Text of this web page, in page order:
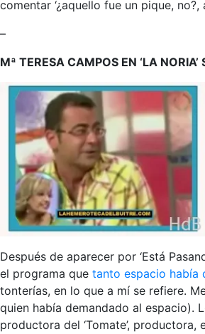
comentar ‘¿aquello fue un pique,
–
Mª TERESA CAMPOS EN ‘LA
Después de aparecer por ‘Está
el programa que tanto espacio había
tonterías, en lo que a mí se refiere.
quien había demandado al espacio).
productora del ‘Tomate’,